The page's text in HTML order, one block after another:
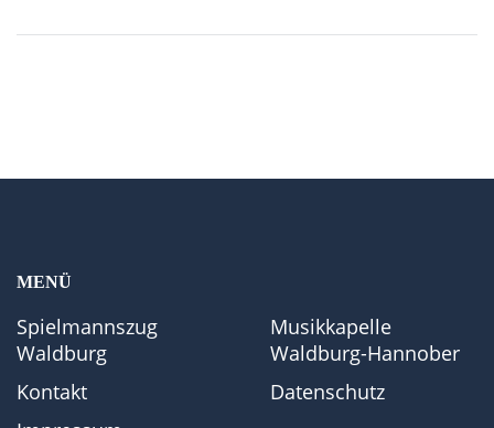
MENÜ
Spielmannszug
Waldburg
Musikkapelle
Waldburg-Hannober
Kontakt
Datenschutz